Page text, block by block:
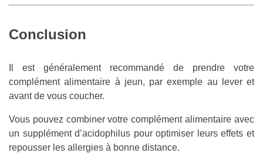
Conclusion
Il est généralement recommandé de prendre votre
complément alimentaire à jeun, par exemple au lever et
avant de vous coucher.
Vous pouvez combiner votre complément alimentaire avec
un supplément d’acidophilus pour optimiser leurs effets et
repousser les allergies à bonne distance.